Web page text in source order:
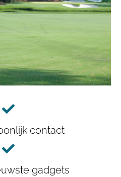
contact
gadgets